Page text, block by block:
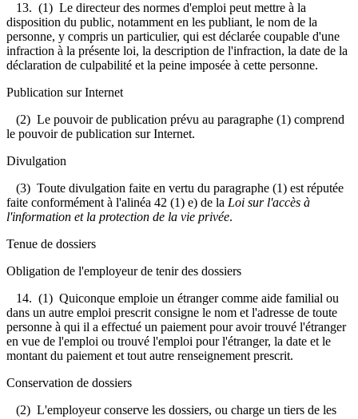
13. (1) Le directeur des normes d'emploi peut mettre à la
disposition du public, notamment en les publiant, le nom de la
personne, y compris un particulier, qui est déclarée coupable d'une
infraction à la présente loi, la description de l'infraction, la date de la
déclaration de culpabilité et la peine imposée à cette personne.
Publication sur Internet
(2) Le pouvoir de publication prévu au paragraphe (1) comprend
le pouvoir de publication sur Internet.
Divulgation
(3) Toute divulgation faite en vertu du paragraphe (1) est réputée
faite conformément à l'alinéa 42 (1) e) de la Loi sur l'accès à
l'information et la protection de la vie privée.
Tenue de dossiers
Obligation de l'employeur de tenir des dossiers
14. (1) Quiconque emploie un étranger comme aide familial ou
dans un autre emploi prescrit consigne le nom et l'adresse de toute
personne à qui il a effectué un paiement pour avoir trouvé l'étranger
en vue de l'emploi ou trouvé l'emploi pour l'étranger, la date et le
montant du paiement et tout autre renseignement prescrit.
Conservation de dossiers
(2) L'employeur conserve les dossiers, ou charge un tiers de les